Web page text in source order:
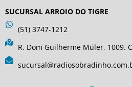
SUCURSAL ARROIO DO TIGRE
(51) 3747-1212
R. Dom Guilherme Müler, 1009.